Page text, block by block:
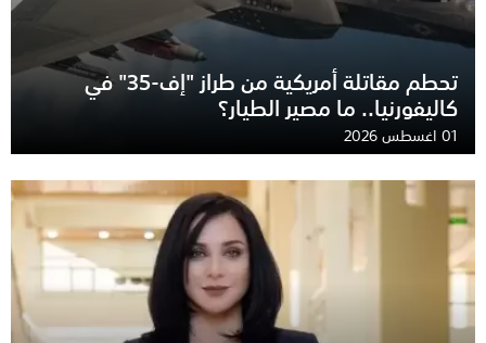
تحطم مقاتلة أمريكية من طراز "إف-35" في
كاليفورنيا.. ما مصير الطيار؟
01 اغسطس 2026